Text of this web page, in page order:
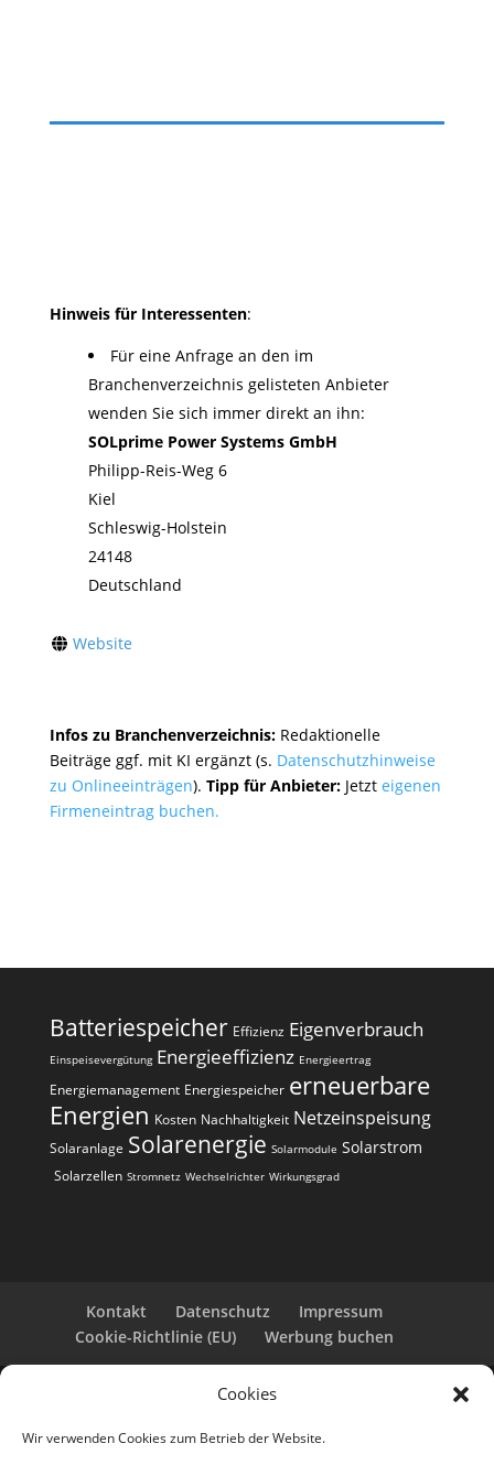
Cookies
Wir verwenden Cookies zum Betrieb der Website.
Hinweis für Interessenten:
Für eine Anfrage an den im
Branchenverzeichnis gelisteten Anbieter
wenden Sie sich immer direkt an ihn:
SOLprime Power Systems GmbH
Philipp-Reis-Weg 6
Kiel
Schleswig-Holstein
24148
Deutschland
Website
Infos zu Branchenverzeichnis: Redaktionelle
Beiträge ggf. mit KI ergänzt (s. Datenschutzhinweise
zu Onlineeinträgen). Tipp für Anbieter:Jetzt eigenen
Firmeneintrag buchen.
Batteriespeicher Effizienz Eigenverbrauch
Einspeisevergütung Energieeffizienz Energieertrag
Energiemanagement Energiespeicher erneuerbare
Energien Kosten Nachhaltigkeit Netzeinspeisung
Solaranlage Solarenergie Solarmodule Solarstrom
Solarzellen Stromnetz Wechselrichter Wirkungsgrad
Kontakt Datenschutz
Impressum
Cookie-Richtlinie (EU)
Werbung buchen
Copyright 2025-2026 | Web24 Consulting AVO UG |
Webseite mit Infos rund um PV-Anlagen und einem